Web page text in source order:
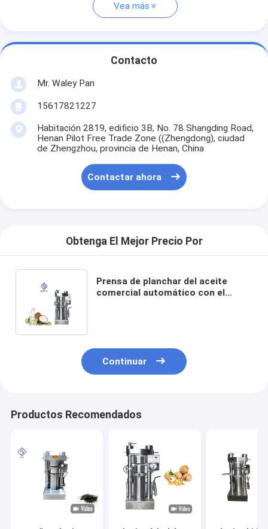
Vea más
Contacto
Mr. Waley Pan
15617821227
Habitación 2819, edificio 3B, No. 78 Shangding Road,
Henan Pilot Free Trade Zone ((Zhengdong), ciudad
de Zhengzhou, provincia de Henan, China
Contactar ahora
Obtenga El Mejor Precio Por
Prensa de planchar del aceite
comercial automático con el
Continuar
Productos Recomendados